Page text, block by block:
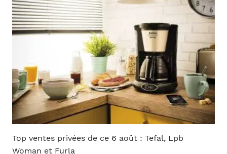
Top ventes privées de ce 6 août : Tefal, Lpb
Woman et Furla